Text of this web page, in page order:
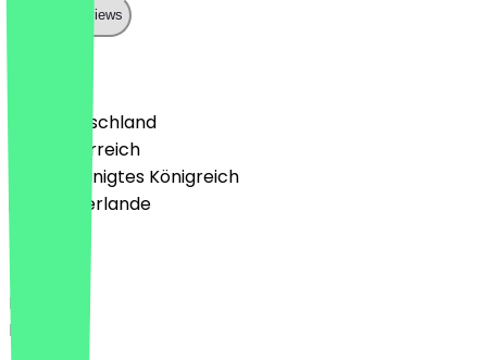
Show all reviews
🇩🇪 Deutschland
🇦🇹 Österreich
🇬🇧 Vereinigtes Königreich
🇳🇱 Niederlande
Deutsch
English